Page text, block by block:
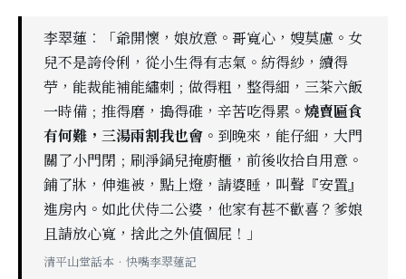
李翠蓮︰「爺開懷，娘放意。哥寬心，嫂莫慮。女
兒不是誇伶俐，從小生得有志氣。紡得紗，續得
苧，能裁能補能繡刺﹔做得粗，整得細，三茶六飯
一時備﹔推得磨，搗得碓，辛苦吃得累。 燒賣匾食
有何難，三湯兩割我也會。 到晚來，能仔細，大門
關了小門閉﹔刷淨鍋兒掩廚櫃，前後收拾自用意。
鋪了牀，伸進被，點上燈，請婆睡，叫聲『安置』
進房內。如此伏侍二公婆，他家有甚不歡喜？爹娘
且請放心寬，捨此之外值個屁！」
清平山堂話本．快嘴李翠蓮記